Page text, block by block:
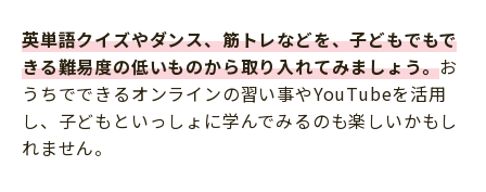
英単語クイズやダンス、筋トレなどを、子どもでもで
きる難易度の低いものから取り入れてみましょう。お
うちでできるオンラインの習い事やYouTubeを活用
し、子どもといっしょに学んでみるのも楽しいかもし
れません。